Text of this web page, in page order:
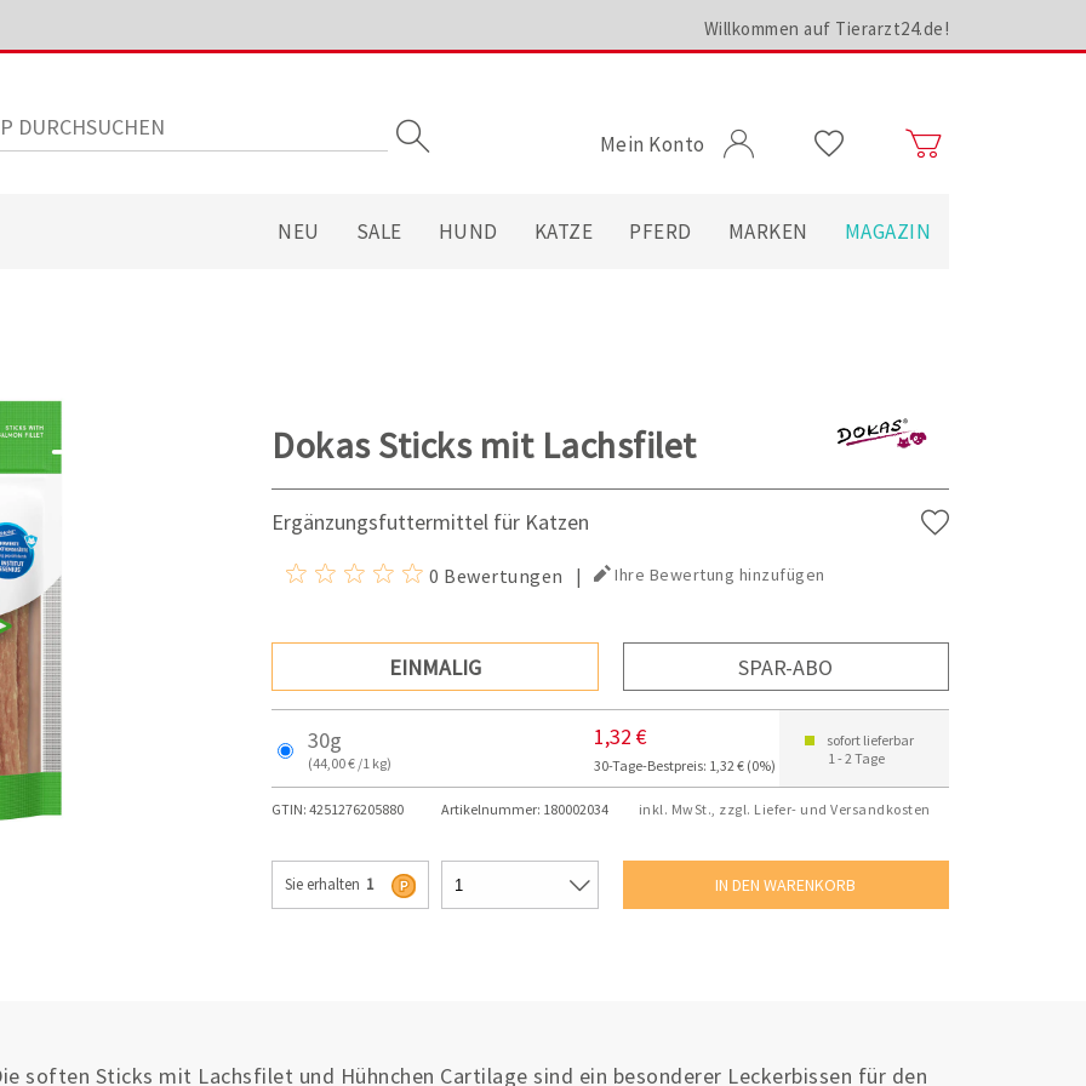
Willkommen auf Tierarzt24.de!
Mein Konto
NEU SALE HUND KATZE PFERD MARKEN MAGAZIN
Dokas Sticks mit Lachsfilet
Ergänzungsfuttermittel für Katzen
0 Bewertungen | Ihre Bewertung hinzufügen
EINMALIG SPAR-ABO
30g
(44,00 € /1 kg)
1,32 €
30-Tage-Bestpreis: 1,32 € (0%)
sofort lieferbar
1 - 2 Tage
GTIN: 4251276205880 Artikelnummer: 180002034 inkl. MwSt., zzgl. Liefer- und Versandkosten
Sie erhalten 1
soften Sticks mit Lachsfilet und Hühnchen Cartilage sind ein besonderer Leckerbissen für den